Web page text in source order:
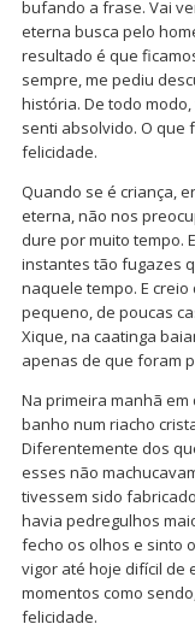
bufando a frase. Vai
eterna busca pelo
resultado é que
sempre, me pediu
história. De todo
senti absolvido. O que
felicidade.
Quando se é criança,
eterna, não nos
dure por muito tempo.
instantes tão fugazes
naquele tempo. E
pequeno, de poucas
Xique, na caatinga
apenas de que foram
Na primeira manhã
banho num riacho
Diferentemente dos
esses não
tivessem sido
havia pedregulhos
fecho os olhos e sinto
vigor até hoje difícil de
momentos como
felicidade.